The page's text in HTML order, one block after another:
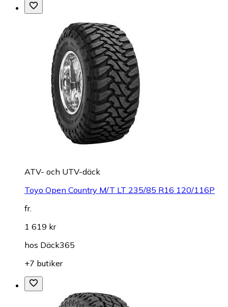
ATV- och UTV-däck
Toyo Open Country M/T LT 235/85 R16 120/116P
fr.
1 619 kr
hos Däck365
+7 butiker